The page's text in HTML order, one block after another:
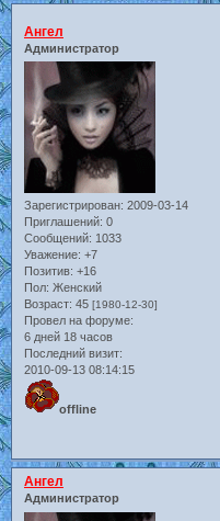
Ангел
Администратор
Зарегистрирован: 2009-03-14
Приглашений: 0
Сообщений: 1033
Уважение: +7
Позитив: +16
Пол: Женский
Возраст: 45 [1980-12-30]
Провел на форуме:
6 дней 18 часов
Последний визит:
2010-09-13 08:14:15
offline
Ангел
Администратор